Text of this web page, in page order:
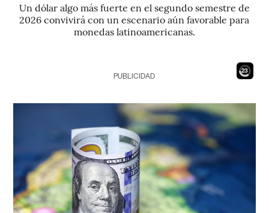
Un dólar algo más fuerte en el segundo semestre de
2026 convivirá con un escenario aún favorable para
monedas latinoamericanas.
21
PUBLICIDAD